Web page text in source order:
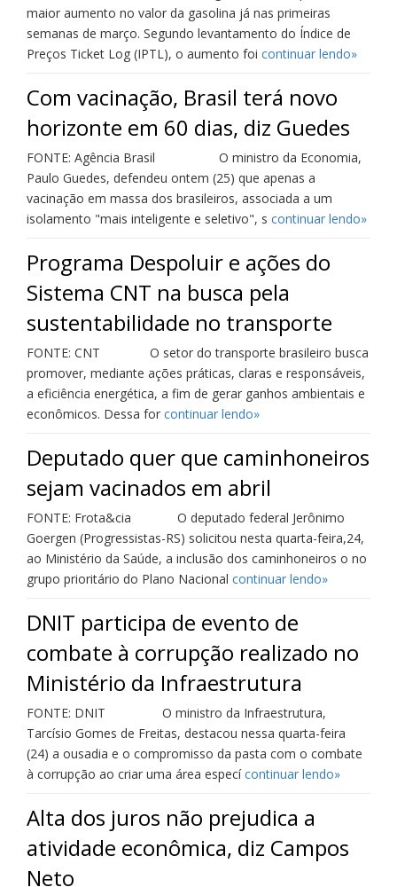
maior aumento no valor da gasolina já nas primeiras
semanas de março. Segundo levantamento do Índice de
Preços Ticket Log (IPTL), o aumento foi continuar lendo»
Com vacinação, Brasil terá novo
horizonte em 60 dias, diz Guedes
FONTE: Agência Brasil O ministro da Economia,
Paulo Guedes, defendeu ontem (25) que apenas a
vacinação em massa dos brasileiros, associada a um
isolamento "mais inteligente e seletivo", s continuar lendo»
Programa Despoluir e ações do
Sistema CNT na busca pela
sustentabilidade no transporte
FONTE: CNT O setor do transporte brasileiro busca
promover, mediante ações práticas, claras e responsáveis,
a eficiência energética, a fim de gerar ganhos ambientais e
econômicos. Dessa for continuar lendo»
Deputado quer que caminhoneiros
sejam vacinados em abril
FONTE: Frota&cia O deputado federal Jerônimo
Goergen (Progressistas-RS) solicitou nesta quarta-feira,24,
ao Ministério da Saúde, a inclusão dos caminhoneiros o no
grupo prioritário do Plano Nacional continuar lendo»
DNIT participa de evento de
combate à corrupção realizado no
Ministério da Infraestrutura
FONTE: DNIT O ministro da Infraestrutura,
Tarcísio Gomes de Freitas, destacou nessa quarta-feira
(24) a ousadia e o compromisso da pasta com o combate
à corrupção ao criar uma área especícontinuar lendo»
Alta dos juros não prejudica a
atividade econômica, diz Campos
Neto